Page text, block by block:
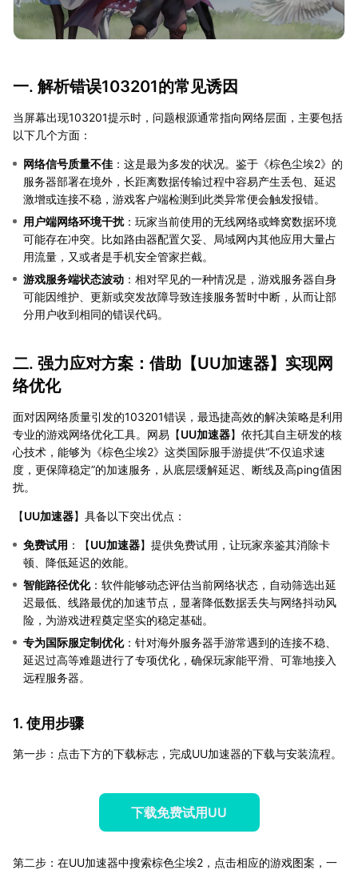
一. 解析错误103201的常见诱因
当屏幕出现103201提示时，问题根源通常指向网络层面，主要包括
以下几个方面：
网络信号质量不佳 ：这是最为多发的状况。鉴于《棕色尘埃2》的
服务器部署在境外，长距离数据传输过程中容易产生丢包、延迟
激增或连接不稳，游戏客户端检测到此类异常便会触发报错。
用户端网络环境干扰：玩家当前使用的无线网络或蜂窝数据环境
可能存在冲突。比如路由器配置欠妥、局域网内其他应用大量占
用流量，又或者是手机安全管家拦截。
游戏服务端状态波动 ：相对罕见的一种情况是，游戏服务器自身
可能因维护、更新或突发故障导致连接服务暂时中断，从而让部
分用户收到相同的错误代码。
二. 强力应对方案：借助【UU加速器】实现网
络优化
面对因网络质量引发的103201错误，最迅捷高效的解决策略是利用
专业的游戏网络优化工具。网易【UU加速器】依托其自主研发的核
心技术，能够为《棕色尘埃2》这类国际服手游提供“不仅追求速
度，更保障稳定”的加速服务，从底层缓解延迟、断线及高ping值困
扰。
【UU加速器】具备以下突出优点：
免费试用 ：【UU加速器】提供免费试用，让玩家亲鉴其消除卡
顿、降低延迟的效能。
智能路径优化：软件能够动态评估当前网络状态，自动筛选出延
迟最低、线路最优的加速节点，显著降低数据丢失与网络抖动风
险，为游戏进程奠定坚实的稳定基础。
专为国际服定制优化：针对海外服务器手游常遇到的连接不稳、
延迟过高等难题进行了专项优化，确保玩家能平滑、可靠地接入
远程服务器。
1. 使用步骤
第一步：点击下方的下载标志，完成UU加速器的下载与安装流程。
下载免费试用UU
第二步：在UU加速器中搜索棕色尘埃2，点击相应的游戏图案，一